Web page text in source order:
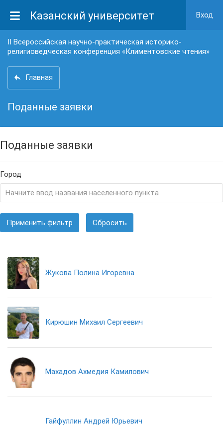
Казанский университет Вход
II Всероссийская научно-практическая историко-
религиоведческая конференция «Климентовские чтения»
Главная
Поданные заявки
Поданные заявки
Город
Применить фильтр Сбросить
Жукова Полина Игоревна
Кирюшин Михаил Сергеевич
Махадов Ахмедия Камилович
Гайфуллин Андрей Юрьевич